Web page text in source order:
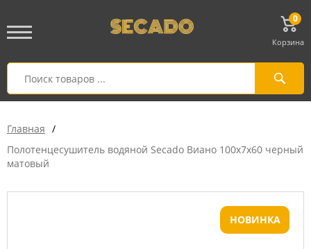
0
Корзина
Главная /
Полотенцесушитель водяной Secado Виано 100x7x60 черный
матовый
НОВИНКА